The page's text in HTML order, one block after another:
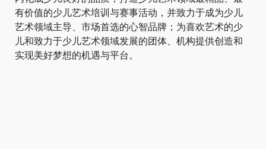
有价值的少儿艺术培训与赛事活动，并致力于成为少儿
艺术领域主导、市场首选的心智品牌；为喜欢艺术的少
儿和致力于少儿艺术领域发展的团体、机构提供创造和
实现美好梦想的机遇与平台。